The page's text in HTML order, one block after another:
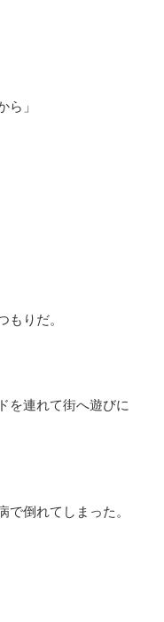
ら」
りだ。
を連れて街へ遊びに
倒れてしまった。